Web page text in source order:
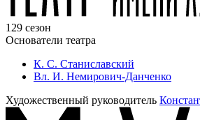
129 сезон
Основатели театра
К. С. Станиславский
Вл. И. Немирович-Данченко
Художественный руководитель